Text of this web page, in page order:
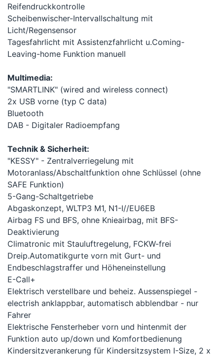
Reifendruckkontrolle
Scheibenwischer-Intervallschaltung mit
Licht/Regensensor
Tagesfahrlicht mit Assistenzfahrlicht u.Coming-
Leaving-home Funktion manuell
Multimedia:
"SMARTLINK" (wired and wireless connect)
2x USB vorne (typ C data)
Bluetooth
DAB - Digitaler Radioempfang
Technik & Sicherheit:
"KESSY" - Zentralverriegelung mit
Motoranlass/Abschaltfunktion ohne Schlüssel (ohne
SAFE Funktion)
5-Gang-Schaltgetriebe
Abgaskonzept, WLTP3 M1, N1-I//EU6EB
Airbag FS und BFS, ohne Knieairbag, mit BFS-
Deaktivierung
Climatronic mit Stauluftregelung, FCKW-frei
Dreip.Automatikgurte vorn mit Gurt- und
Endbeschlagstraffer und Höheneinstellung
E-Call+
Elektrisch verstellbare und beheiz. Aussenspiegel -
electrish anklappbar, automatisch abblendbar - nur
Fahrer
Elektrische Fensterheber vorn und hintenmit der
Funktion auto up/down und Komfortbedienung
Kindersitzverankerung für Kindersitzsystem I-Size, 2 x